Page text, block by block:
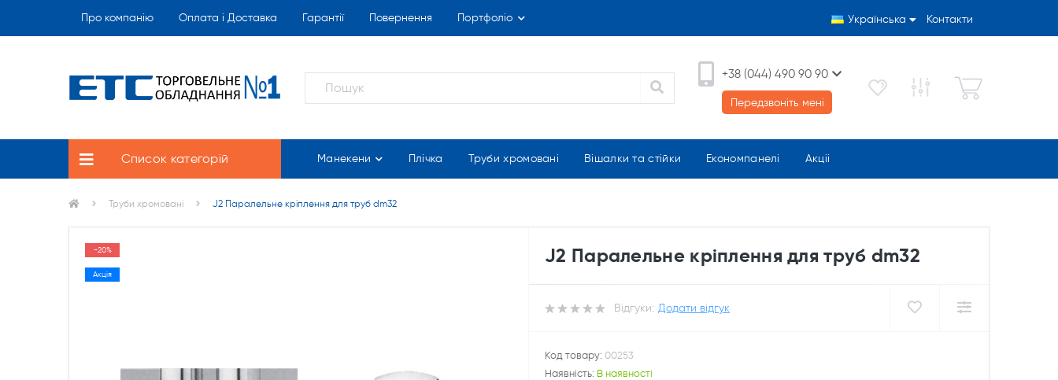
Про компанію Оплата і Доставка Гарантії Повернення Портфоліо Українська Контакти
+38 (044) 490 90 90
Передзвоніть мені
Список категорій Манекени Плічка Труби хромовані Вішалки та стійки Економпанелі Акціі
Труби хромовані J2 Паралельне кріплення для труб dm32
-20%
Акція
J2 Паралельне кріплення для труб dm32
Відгуки: Додати відгук
Код товару: 00253
Наявність: В наявності